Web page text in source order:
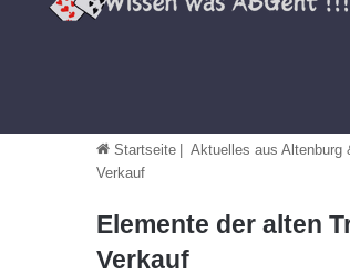
Startseite Aktuelles aus Altenburg
Verkauf
Elemente der alten
Verkauf